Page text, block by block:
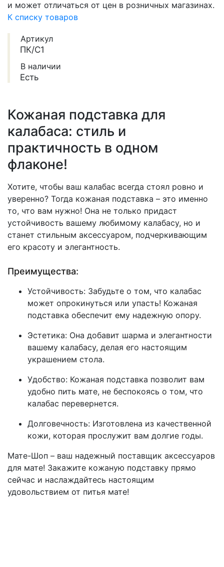
и может отличаться от цен в розничных магазинах.
К списку товаров
Артикул
ПК/С1
В наличии
Есть
Кожаная подставка для
калабаса: стиль и
практичность в одном
флаконе!
Хотите, чтобы ваш калабас всегда стоял ровно и
уверенно? Тогда кожаная подставка – это именно
то, что вам нужно! Она не только придаст
устойчивость вашему любимому калабасу, но и
станет стильным аксессуаром, подчеркивающим
его красоту и элегантность.
Преимущества:
Устойчивость: Забудьте о том, что калабас
может опрокинуться или упасть! Кожаная
подставка обеспечит ему надежную опору.
Эстетика: Она добавит шарма и элегантности
вашему калабасу, делая его настоящим
украшением стола.
Удобство: Кожаная подставка позволит вам
удобно пить мате, не беспокоясь о том, что
калабас перевернется.
Долговечность: Изготовлена из качественной
кожи, которая прослужит вам долгие годы.
Мате-Шоп – ваш надежный поставщик аксессуаров
для мате! Закажите кожаную подставку прямо
сейчас и наслаждайтесь настоящим
удовольствием от питья мате!